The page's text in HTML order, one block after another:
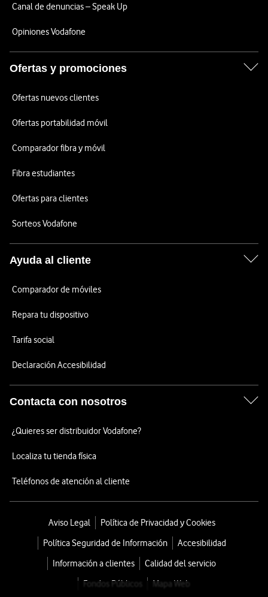
Canal de denuncias – Speak Up
Opiniones Vodafone
Ofertas y promociones
Ofertas nuevos clientes
Ofertas portabilidad móvil
Comparador fibra y móvil
Fibra estudiantes
Ofertas para clientes
Sorteos Vodafone
Ayuda al cliente
Comparador de móviles
Repara tu dispositivo
Tarifa social
Declaración Accesibilidad
Contacta con nosotros
¿Quieres ser distribuidor Vodafone?
Localiza tu tienda física
Teléfonos de atención al cliente
Aviso Legal
Política de Privacidad y Cookies
Política Seguridad de Información
Accesibilidad
Información a clientes
Calidad del servicio
Fondos Públicos
Mapa Web